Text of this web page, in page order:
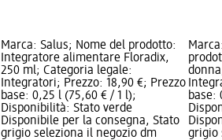
Marca: Salus; Nome del prodotto:
Integratore alimentare Floradix,
250 ml; Categoria legale:
Integratori; Prezzo: 18,90 €; Prezzo
base: 0,25 l (75,60 € / 1 l);
Disponibilità: Stato verde
Disponibile per la consegna, Stato
grigio seleziona il negozio dm
base:
grigio